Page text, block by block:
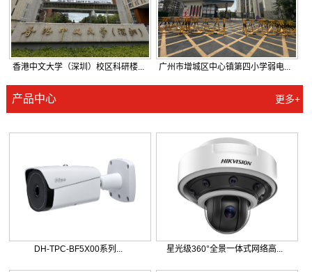
香港中文大学（深圳）校区科研楼... 广州市增城区中心镇第四小学弱电...
产品中心 更多+
DH-TPC-BF5X00系列... 星光级360°全景一体式网络高...